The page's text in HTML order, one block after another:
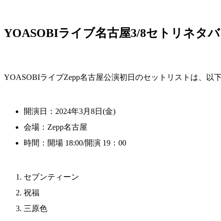
YOASOBIライブ名古屋3/8セトリネタバ
YOASOBIライブZepp名古屋公演初日のセットリストは、以
開演日：2024年3月8日(金)
会場：Zepp名古屋
時間：開場 18:00/開演 19：00
セブンティーン
祝福
三原色